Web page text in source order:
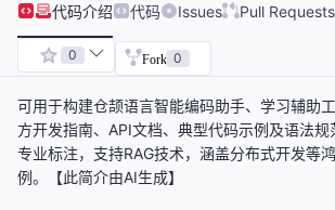
代码介绍 代码 Issues Pull Requests
0 Fork 0
可用于构建仓颉语言智能编码助手、学习辅助
方开发指南、API文档、典型代码示例及语法
专业标注，支持RAG技术，涵盖分布式开发等
例。【此简介由AI生成】